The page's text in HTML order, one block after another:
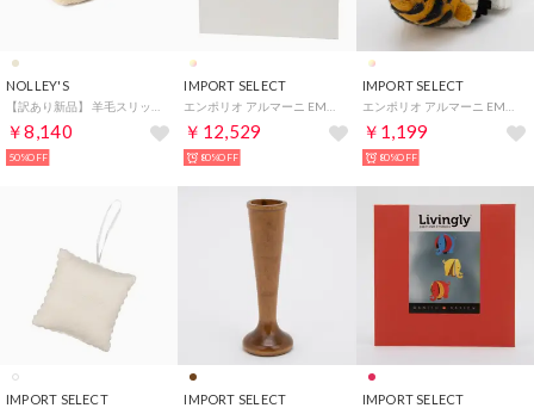
NOLLEY'S
【訳あり新品】 羊毛スリッパサンダル （ベージュ）
￥8,140
50%OFF
IMPORT SELECT
エンポリオ アルマーニ EMPORIO ARMANI その他_その他 （他）
￥12,529
80%OFF
IMPORT SELECT
エンポリオ アルマーニ EMPORIO ARMANI ウォールフック （他）
￥1,199
80%OFF
IMPORT SELECT IMPORT SELECT IMPORT SELECT